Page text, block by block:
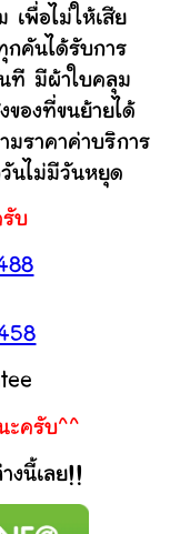
เพื่อไม่ให้เสีย
กคันได้รับการ
ที มีผ้าใบคลุม
องที่ขนย้ายได้
ราคาค่าบริการ
นไม่มีวันหยุด
รับ
ะครับ^^
งนี้เลย!!